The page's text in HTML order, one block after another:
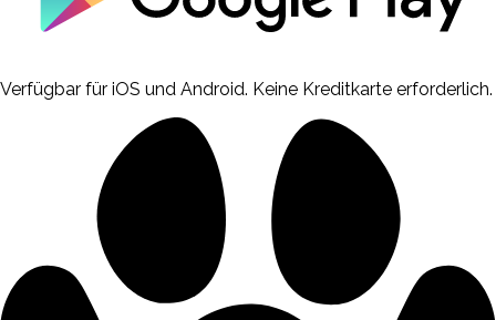
Verfügbar für iOS und Android. Keine Kreditkarte erforderlich.